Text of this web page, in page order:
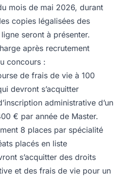
mois de mai 2026, durant
copies légalisées des
seront à présenter.
après recrutement
concours :
de frais de vie à 100
devront s’acquitter
administrative d’un
€ par année de Master.
8 places par spécialité
placés en liste
s’acquitter des droits
et des frais de vie pour un